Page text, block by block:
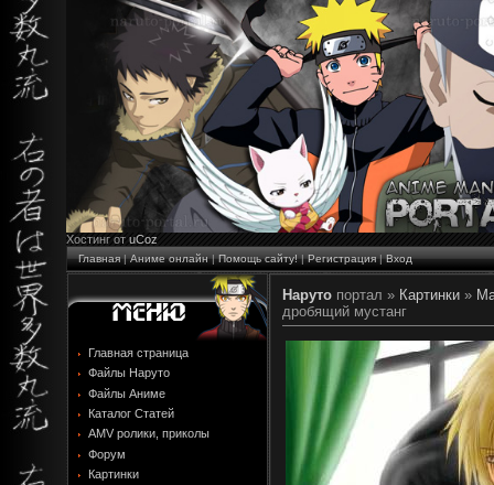
Хостинг от uCoz
Главная|Аниме онлайн|Помощь сайту!|Регистрация|Вход
Главная страница
Файлы Наруто
Файлы Аниме
Каталог Статей
AMV ролики, приколы
Форум
Картинки
Наруто портал » Картинки »
дробящий мустанг